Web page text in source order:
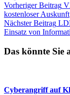
VorherigerBeitrag
kostenloser Auskunft
NächsterBeitrag
Einsatz von
Das könnte Sie
Cyberangriff auf